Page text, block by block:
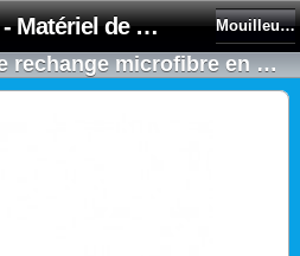
toutOtop' - Matériel de nettoyage, produit d'entretien, lubrifiant pour professionnel et particulier Mouilleurs et Supports
FILMOP - Mouilleur de rechange microfibre en 35cm